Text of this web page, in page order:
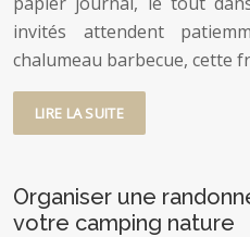
invités attendent
chalumeau barbecue, cette
LIRE LA SUITE
Organiser une
votre camping nature